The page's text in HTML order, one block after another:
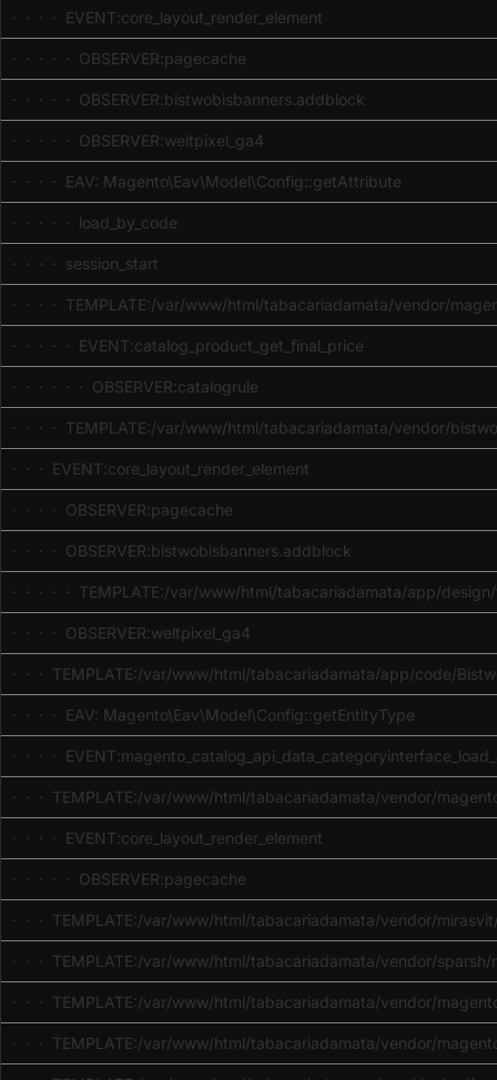
· · · · EVENT:core_layout_render_element
· · · · · OBSERVER:pagecache
· · · · · OBSERVER:bistwobisbanners.addblock
· · · · · OBSERVER:weltpixel_ga4
· · · · EAV: Magento\Eav\Model\Config::getAttribute
· · · · · load_by_code
· · · · session_start
· · · · TEMPLATE:/var/www/html/tabacariadamata/vendor/
· · · · · EVENT:catalog_product_get_final_price
· · · · · · OBSERVER:catalogrule
· · · · TEMPLATE:/var/www/html/tabacariadamata/vendor/
· · · EVENT:core_layout_render_element
· · · · OBSERVER:pagecache
· · · · OBSERVER:bistwobisbanners.addblock
· · · · · TEMPLATE:/var/www/html/tabacariadamata/app/
· · · · OBSERVER:weltpixel_ga4
· · · TEMPLATE:/var/www/html/tabacariadamata/app/code/
· · · · EAV: Magento\Eav\Model\Config::getEntityType
· · · ·
· · · TEMPLATE:/var/www/html/tabacariadamata/vendor/
· · · · EVENT:core_layout_render_element
· · · · · OBSERVER:pagecache
· · · TEMPLATE:/var/www/html/tabacariadamata/vendor/
· · · TEMPLATE:/var/www/html/tabacariadamata/vendor/
· · · TEMPLATE:/var/www/html/tabacariadamata/vendor/
· · · TEMPLATE:/var/www/html/tabacariadamata/vendor/